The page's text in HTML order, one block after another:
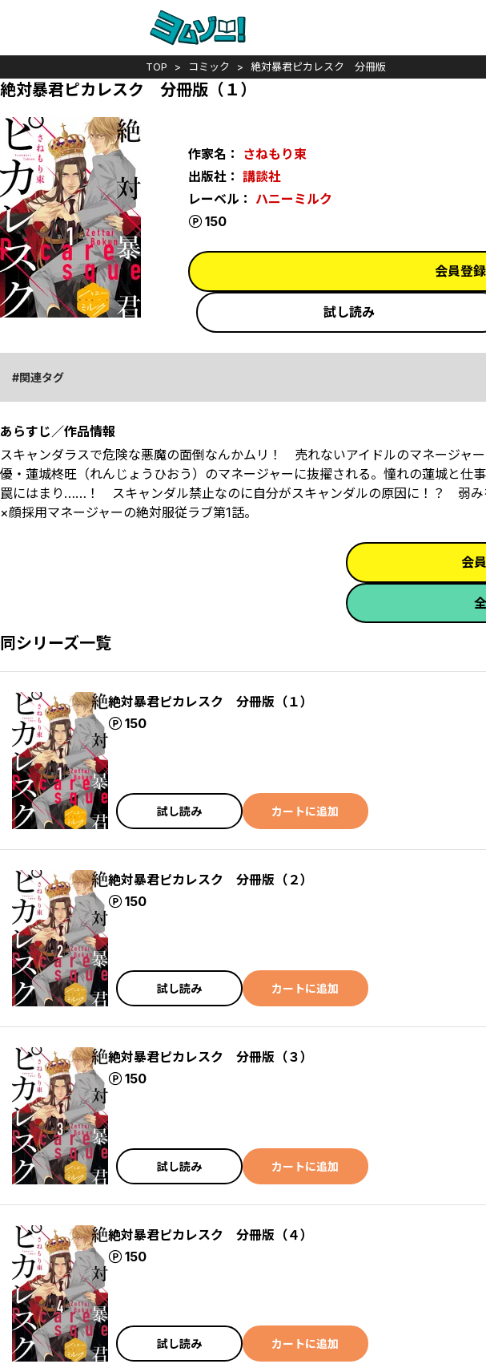
TOP コミック 絶対暴君ピカレスク 分冊版
絶対暴君ピカレスク 分冊版（１）
作家名： さねもり束
出版社： 講談社
レーベル： ハニーミルク
150
ポイント
会員登
試し読み
関連タグ
あらすじ／作品情報
スキャンダラスで危険な悪魔の面倒なんかムリ！ 売れないアイドルのマネージャ
優・蓮城柊旺（れんじょうひおう）のマネージャーに抜擢される。憧れの蓮城と仕
罠にはまり……！ スキャンダル禁止なのに自分がスキャンダルの原因に！？ 弱
×顔採用マネージャーの絶対服従ラブ第1話。
会
同シリーズ一覧
絶対暴君ピカレスク 分冊版（１）
150
ポイント
試し読み カートに追加
絶対暴君ピカレスク 分冊版（２）
150
ポイント
試し読み カートに追加
絶対暴君ピカレスク 分冊版（３）
150
ポイント
試し読み カートに追加
絶対暴君ピカレスク 分冊版（４）
150
ポイント
試し読み カートに追加